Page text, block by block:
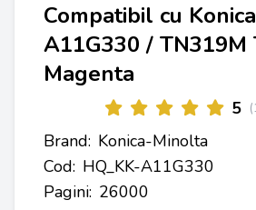
Compatibil cu
A11G330 / TN319M
Magenta
5
Brand: Konica-Minolta
Cod: HQ_KK-A11G330
Pagini: 26000